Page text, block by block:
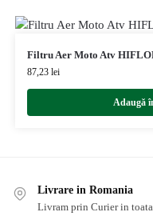
Filtru Aer Moto Atv
87,23 lei
Adaugă
Livrare in Romania
Livram prin Curier in toata